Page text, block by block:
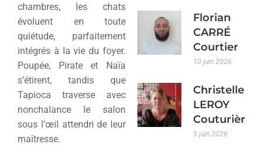
chambres, les chats
évoluent en toute
quiétude, parfaitement
intégrés à la vie du foyer.
Poupée, Pirate et Naïa
s’étirent, tandis que
Tapioca traverse avec
nonchalance le salon
sous l’œil attendri de leur
maîtresse.
Florian
CARRÉ
Courtier
10 juin 2026
Christelle
LEROY
Couturière
5 juin 2026